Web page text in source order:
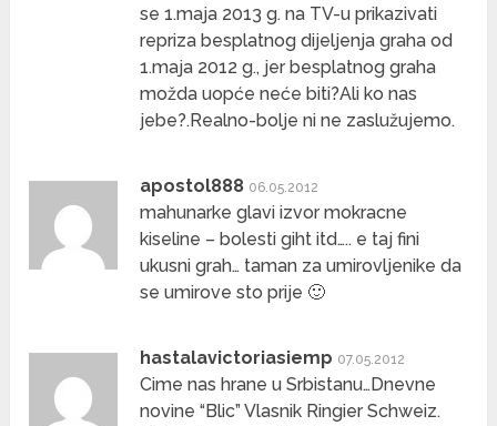
se 1.maja 2013 g. na TV-u prikazivati
repriza besplatnog dijeljenja graha od
1.maja 2012 g., jer besplatnog graha
možda uopće neće biti?Ali ko nas
jebe?.Realno-bolje ni ne zaslužujemo.
apostol888 06.05.2012
mahunarke glavi izvor mokracne
kiseline – bolesti giht itd….. e taj fini
ukusni grah… taman za umirovljenike da
se umirove sto prije 🙂
hastalavictoriasiemp 07.05.2012
Cime nas hrane u Srbistanu…Dnevne
novine “Blic” Vlasnik Ringier Schweiz.